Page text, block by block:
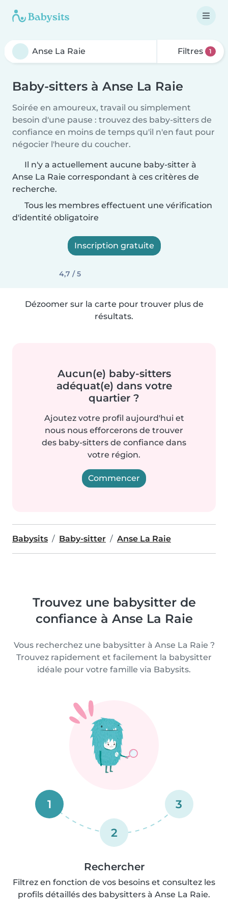
Filtres 1
Baby-sitters à Anse La Raie
Soirée en amoureux, travail ou simplement
besoin d'une pause : trouvez des baby-sitters de
confiance en moins de temps qu'il n'en faut pour
négocier l'heure du coucher.
Il n'y a actuellement aucune baby-sitter à
Anse La Raie correspondant à ces critères de
recherche.
Tous les membres effectuent une vérification
d'identité obligatoire
Inscription gratuite
4,7 / 5
Dézoomer sur la carte pour trouver plus de
résultats.
Aucun(e) baby-sitters
adéquat(e) dans votre
quartier ?
Ajoutez votre profil aujourd'hui et
nous nous efforcerons de trouver
des baby-sitters de confiance dans
votre région.
Commencer
Babysits Baby-sitter Anse La Raie
Trouvez une babysitter de
confiance à Anse La Raie
Vous recherchez une babysitter à Anse La Raie ?
Trouvez rapidement et facilement la babysitter
idéale pour votre famille via Babysits.
1
2
3
Rechercher
Filtrez en fonction de vos besoins et consultez les
profils détaillés des babysitters à Anse La Raie.